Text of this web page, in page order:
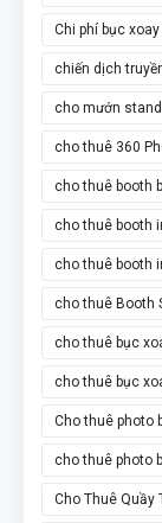
Chi phí bục
chiến dịch
cho mướn
cho thuê 360
cho thuê booth
cho thuê booth
cho thuê booth
cho thuê Booth
cho thuê bục
cho thuê bục
Cho thuê photo
cho thuê photo
Cho Thuê Quầy